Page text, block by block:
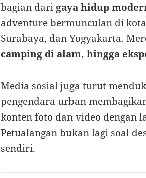
bagian dari gaya hidup
adventure bermunculan di
Surabaya, dan Yogyakarta.
camping di alam, hingga
Media sosial juga turut
pengendara urban
konten foto dan video dengan
Petualangan bukan lagi soal
sendiri.